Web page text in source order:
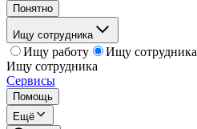
Понятно
Ищу сотрудника
Ищу работу
Ищу сотрудника
Ищу сотрудника
Сервисы
Помощь
Ещё